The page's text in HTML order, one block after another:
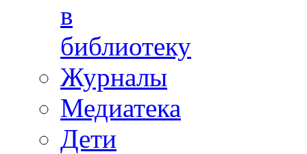
в
библиотеку
Журналы
Медиатека
Дети